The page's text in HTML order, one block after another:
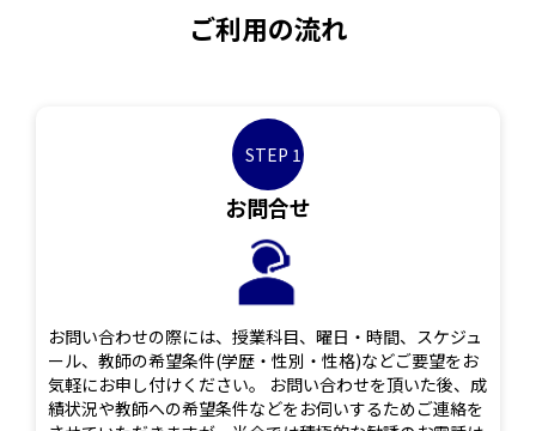
ご利用の流れ
STEP 1
お問合せ
お問い合わせの際には、授業科目、曜日・時間、スケジュ
ール、教師の希望条件(学歴・性別・性格)などご要望をお
気軽にお申し付けください。 お問い合わせを頂いた後、成
績状況や教師への希望条件などをお伺いするためご連絡を